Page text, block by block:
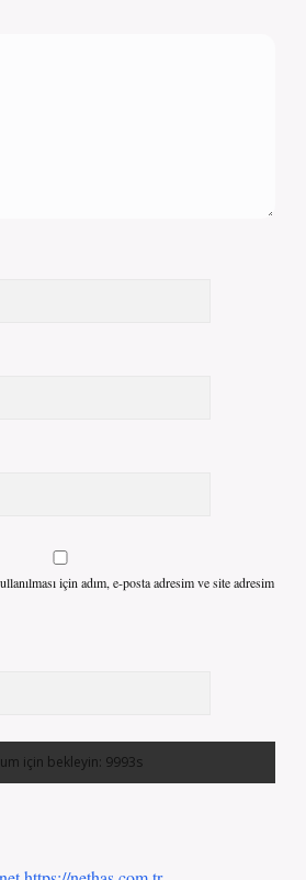
için adım, e-posta adresim ve site adresim